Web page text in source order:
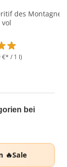
des Montagnes
vol
€* / 1 l)
bei
🔥Sale